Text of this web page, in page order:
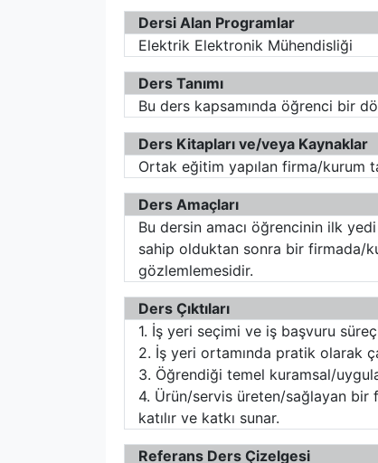
Dersi Alan Programlar
Elektrik Elektronik Mühendisliği
Ders Tanımı
Bu ders kapsamında öğrenci bir
Ders Kitapları ve/veya Kaynaklar
Ortak eğitim yapılan firma/kurum
Ders Amaçları
Bu dersin amacı öğrencinin ilk
sahip olduktan sonra bir firmada/
gözlemlemesidir.
Ders Çıktıları
1. İş yeri seçimi ve iş başvuru
2. İş yeri ortamında pratik olarak
3. Öğrendiği temel kuramsal/
4. Ürün/servis üreten/sağlayan bir
katılır ve katkı sunar.
Referans Ders Çizelgesi